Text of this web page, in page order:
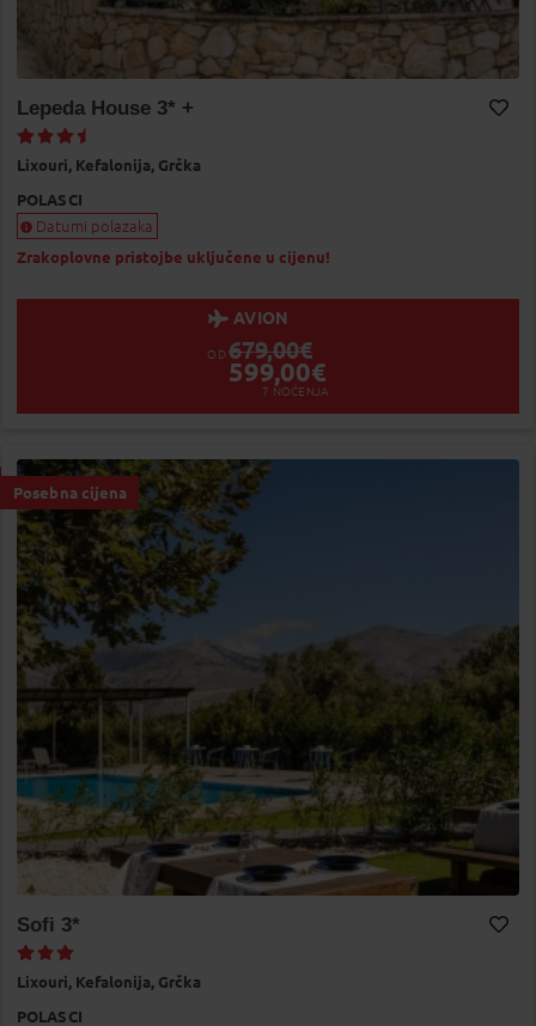
Lepeda House 3* +
Lixouri, Kefalonija, Grčka
POLASCI
Datumi polazaka
Zrakoplovne pristojbe uključene u cijenu!
AVION
OD 679,00€
599,00€
7 NOĆENJA
Posebna cijena
Sofi 3*
Lixouri, Kefalonija, Grčka
POLASCI